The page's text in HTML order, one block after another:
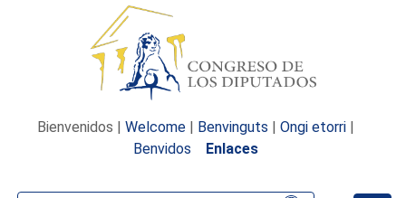
Bienvenidos | Welcome | Benvinguts | Ongi etorri |
Benvidos
Enlaces